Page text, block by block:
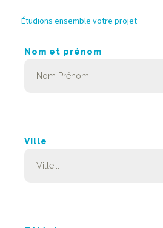
Étudions ensemble votre projet
Nom et prénom
Ville